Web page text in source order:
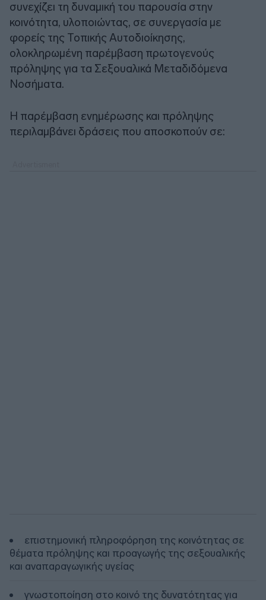
συνεχίζει τη δυναμική του παρουσία στην
κοινότητα, υλοποιώντας, σε συνεργασία με
φορείς της Τοπικής Αυτοδιοίκησης,
ολοκληρωμένη παρέμβαση πρωτογενούς
πρόληψης για τα Σεξουαλικά Μεταδιδόμενα
Νοσήματα.
Η παρέμβαση ενημέρωσης και πρόληψης
περιλαμβάνει δράσεις που αποσκοπούν σε:
επιστημονική πληροφόρηση της κοινότητας σε
θέματα πρόληψης και προαγωγής της σεξουαλικής
και αναπαραγωγικής υγείας
γνωστοποίηση στο κοινό της δυνατότητας για